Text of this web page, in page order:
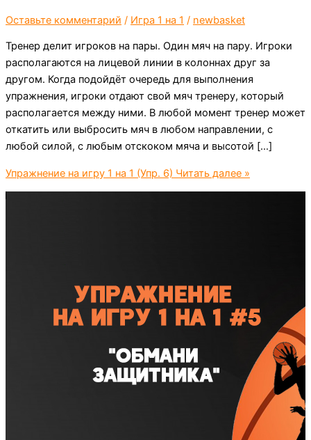
Оставьте комментарий / Игра 1 на 1 / newbasket
Тренер делит игроков на пары. Один мяч на пару. Игроки
располагаются на лицевой линии в колоннах друг за
другом. Когда подойдёт очередь для выполнения
упражнения, игроки отдают свой мяч тренеру, который
располагается между ними. В любой момент тренер может
откатить или выбросить мяч в любом направлении, с
любой силой, с любым отскоком мяча и высотой […]
Упражнение на игру 1 на 1 (Упр. 6) Читать далее »